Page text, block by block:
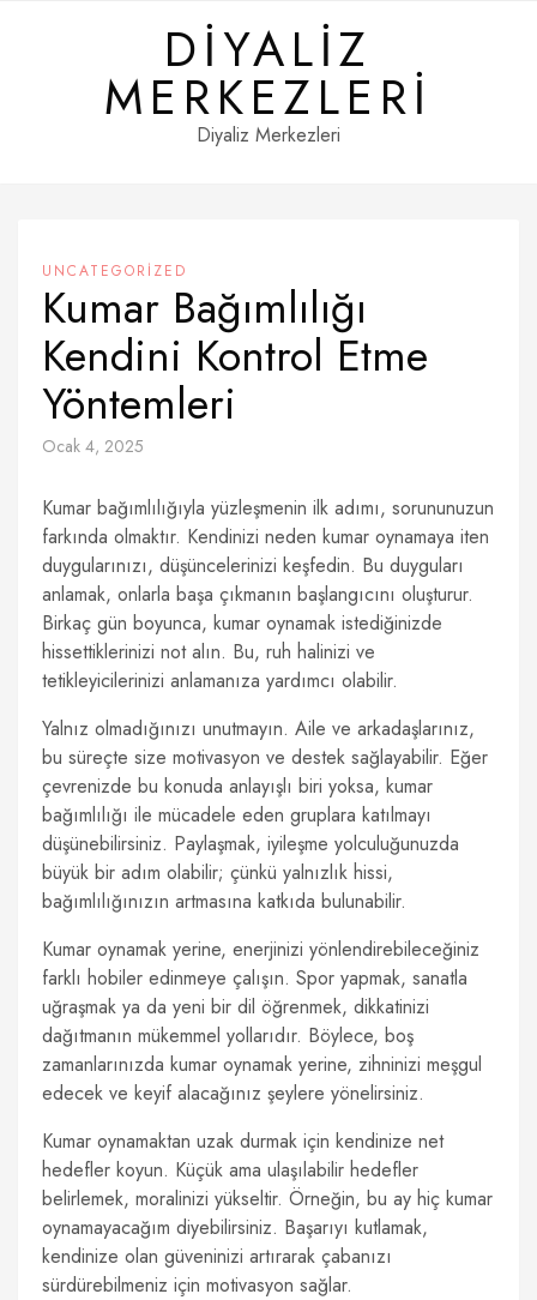
DIYALIZ
MERKEZLERI
Diyaliz Merkezleri
UNCATEGORIZED
Kumar Bağımlılığı
Kendini Kontrol Etme
Yöntemleri
Ocak 4, 2025
Kumar bağımlılığıyla yüzleşmenin ilk adımı, sorununuzun
farkında olmaktır. Kendinizi neden kumar oynamaya iten
duygularınızı, düşüncelerinizi keşfedin. Bu duyguları
anlamak, onlarla başa çıkmanın başlangıcını oluşturur.
Birkaç gün boyunca, kumar oynamak istediğinizde
hissettiklerinizi not alın. Bu, ruh halinizi ve
tetikleyicilerinizi anlamanıza yardımcı olabilir.
Yalnız olmadığınızı unutmayın. Aile ve arkadaşlarınız,
bu süreçte size motivasyon ve destek sağlayabilir. Eğer
çevrenizde bu konuda anlayışlı biri yoksa, kumar
bağımlılığı ile mücadele eden gruplara katılmayı
düşünebilirsiniz. Paylaşmak, iyileşme yolculuğunuzda
büyük bir adım olabilir; çünkü yalnızlık hissi,
bağımlılığınızın artmasına katkıda bulunabilir.
Kumar oynamak yerine, enerjinizi yönlendirebileceğiniz
farklı hobiler edinmeye çalışın. Spor yapmak, sanatla
uğraşmak ya da yeni bir dil öğrenmek, dikkatinizi
dağıtmanın mükemmel yollarıdır. Böylece, boş
zamanlarınızda kumar oynamak yerine, zihninizi meşgul
edecek ve keyif alacağınız şeylere yönelirsiniz.
Kumar oynamaktan uzak durmak için kendinize net
hedefler koyun. Küçük ama ulaşılabilir hedefler
belirlemek, moralinizi yükseltir. Örneğin, bu ay hiç kumar
oynamayacağım diyebilirsiniz. Başarıyı kutlamak,
kendinize olan güveninizi artırarak çabanızı
sürdürebilmeniz için motivasyon sağlar.